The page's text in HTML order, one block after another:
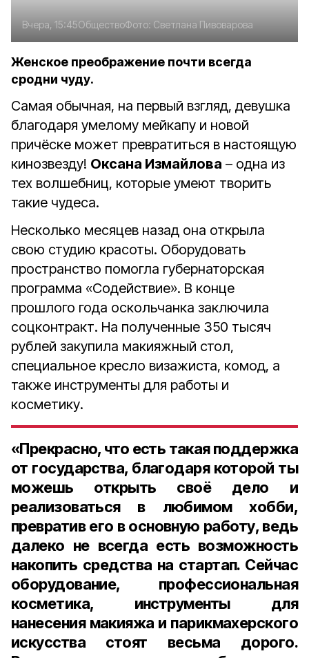
Вчера, 15:45ОбществоФото: Светлана Пивоварова
Женское преображение почти всегда
сродни чуду.
Самая обычная, на первый взгляд, девушка
благодаря умелому мейкапу и новой
причёске может превратиться в настоящую
кинозвезду! Оксана Измайлова – одна из
тех волшебниц, которые умеют творить
такие чудеса.
Несколько месяцев назад она открыла
свою студию красоты. Оборудовать
пространство помогла губернаторская
программа «Содействие». В конце
прошлого года оскольчанка заключила
соцконтракт. На полученные 350 тысяч
рублей закупила макияжный стол,
специальное кресло визажиста, комод, а
также инструменты для работы и
косметику.
«Прекрасно, что есть такая поддержка
от государства, благодаря которой ты
можешь открыть своё дело и
реализоваться в любимом хобби,
превратив его в основную работу, ведь
далеко не всегда есть возможность
накопить средства на стартап. Сейчас
оборудование, профессиональная
косметика, инструменты для
нанесения макияжа и парикмахерского
искусства стоят весьма дорого.